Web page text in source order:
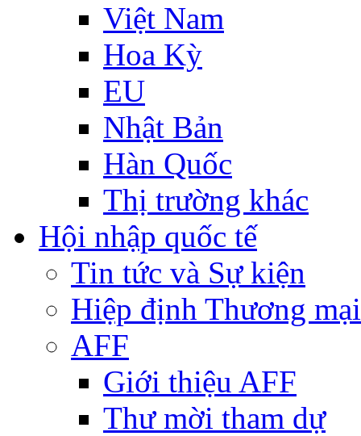
Việt Nam
Hoa Kỳ
EU
Nhật Bản
Hàn Quốc
Thị trường khác
Hội nhập quốc tế
Tin tức và Sự kiện
Hiệp định Thương
AFF
Giới thiệu AFF
Thư mời tham dự